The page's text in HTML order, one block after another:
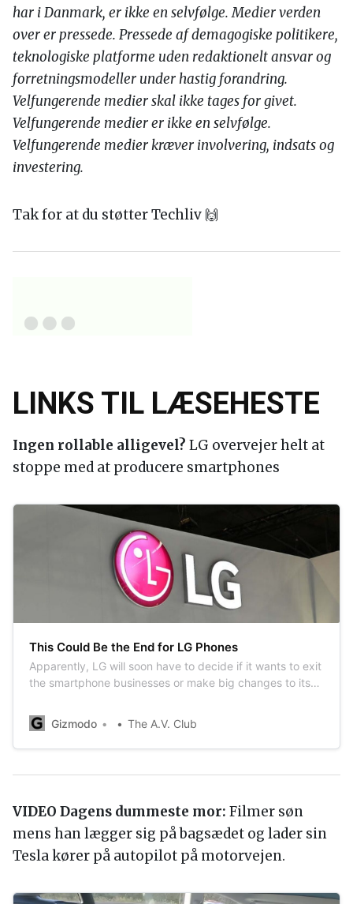
har i Danmark, er ikke en selvfølge. Medier verden
over er pressede. Pressede af demagogiske politikere,
teknologiske platforme uden redaktionelt ansvar og
forretningsmodeller under hastig forandring.
Velfungerende medier skal ikke tages for givet.
Velfungerende medier er ikke en selvfølge.
Velfungerende medier kræver involvering, indsats og
investering.
Tak for at du støtter Techliv 🙌
LINKS TIL LÆSEHESTE
Ingen rollable alligevel? LG overvejer helt at
stoppe med at producere smartphones
This Could Be the End for LG Phones
Apparently, LG will soon have to decide if it wants to exit
the smartphone businesses or make big changes to its
Gizmodo
The A.V. Club
VIDEO Dagens dummeste mor: Filmer søn
mens han lægger sig på bagsædet og lader sin
Tesla kører på autopilot på motorvejen.